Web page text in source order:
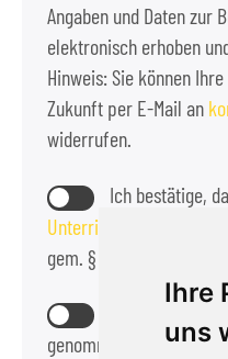
Ihre
uns
Angaben und Daten zur
elektronisch erhoben
Hinweis: Sie können
Zukunft per E-Mail an
widerrufen.
Ich bestätige,
Unterrichtung des
gem. § 651a BGB zur
genommen und